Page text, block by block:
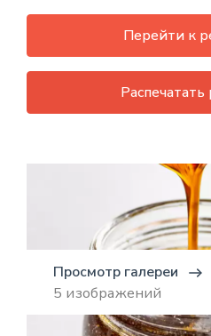
Перейти к
Просмотр галереи
5 изображений